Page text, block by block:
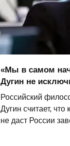
«Мы в самом
Дугин не
Российский
Дугин считает,
не даст России